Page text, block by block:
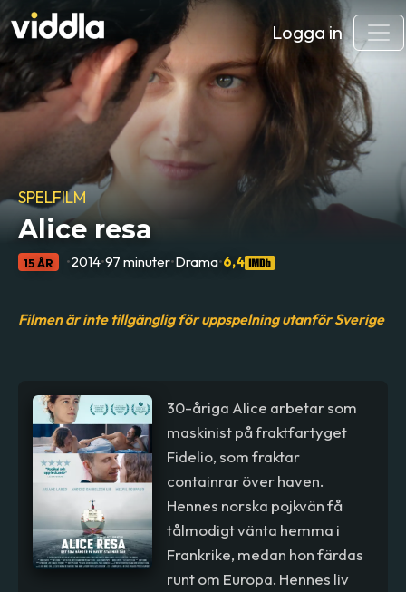
Logga in
SPELFILM
Alice resa
15 ÅR •2014•97 minuter•Drama•6,4
Filmen är inte tillgänglig för uppspelning utanför Sverige
30-åriga Alice arbetar som
maskinist på fraktfartyget
Fidelio, som fraktar
containrar över haven.
Hennes norska pojkvän få
tålmodigt vänta hemma i
Frankrike, medan hon färdas
runt om Europa. Hennes liv